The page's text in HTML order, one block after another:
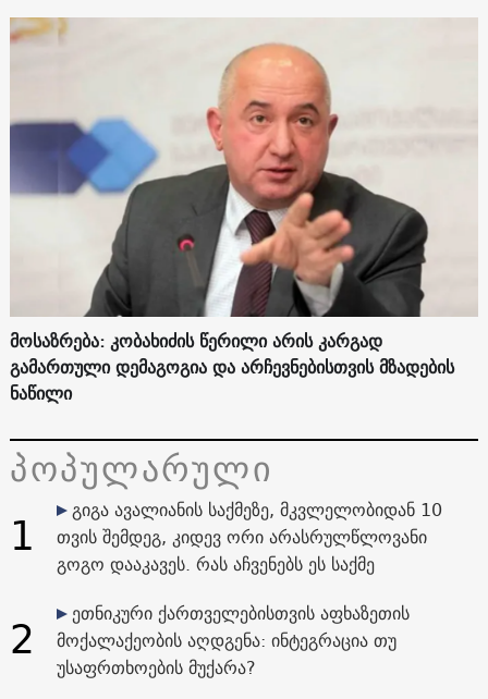
მოსაზრება: კობახიძის წერილი არის კარგად
გამართული დემაგოგია და არჩევნებისთვის მზადების
ნაწილი
პოპულარული
1
გიგა ავალიანის საქმეზე, მკვლელობიდან 10
თვის შემდეგ, კიდევ ორი არასრულწლოვანი
გოგო დააკავეს. რას აჩვენებს ეს საქმე
2
ეთნიკური ქართველებისთვის აფხაზეთის
მოქალაქეობის აღდგენა: ინტეგრაცია თუ
უსაფრთხოების მუქარა?